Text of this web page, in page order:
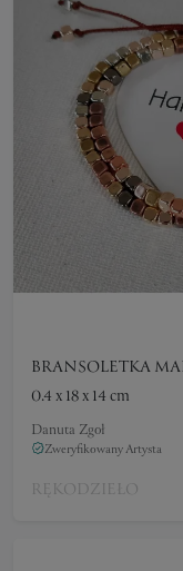
BRANSOLETKA
0.4 x 18 x 14 cm
Danuta Zgoł
Zweryfikowany Artysta
RĘKODZIEŁO